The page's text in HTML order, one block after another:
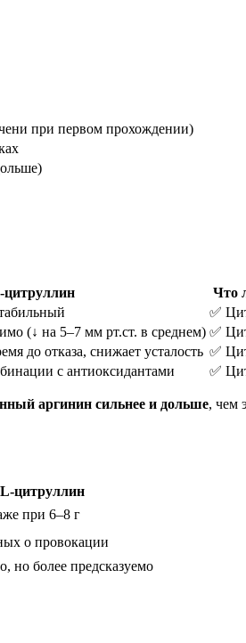
при первом прохождении)
цитруллин
Что
✅
(↓ на 5–7 мм рт.ст. в среднем) ✅
до отказа, снижает усталость ✅
с антиоксидантами ✅
аргинин сильнее и дольше, чем
L-цитруллин
при 6–8 г
о провокации
но более предсказуемо